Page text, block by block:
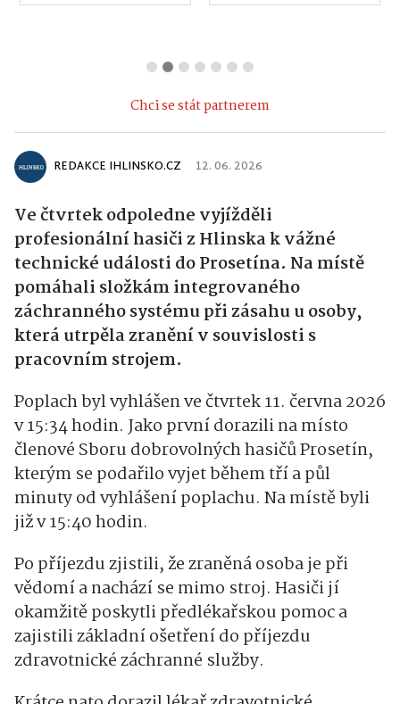
Chci se stát partnerem
REDAKCE IHLINSKO.CZ 12. 06. 2026
Ve čtvrtek odpoledne vyjížděli
profesionální hasiči z Hlinska k vážné
technické události do Prosetína. Na místě
pomáhali složkám integrovaného
záchranného systému při zásahu u osoby,
která utrpěla zranění v souvislosti s
pracovním strojem.
Poplach byl vyhlášen ve čtvrtek 11. června 2026
v 15:34 hodin. Jako první dorazili na místo
členové Sboru dobrovolných hasičů Prosetín,
kterým se podařilo vyjet během tří a půl
minuty od vyhlášení poplachu. Na místě byli
již v 15:40 hodin.
Po příjezdu zjistili, že zraněná osoba je při
vědomí a nachází se mimo stroj. Hasiči jí
okamžitě poskytli předlékařskou pomoc a
zajistili základní ošetření do příjezdu
zdravotnické záchranné služby.